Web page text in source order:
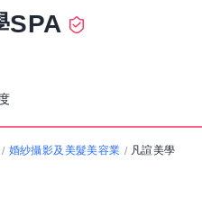
SPA
/ 婚紗攝影及美髮美容業 / 凡諠美學